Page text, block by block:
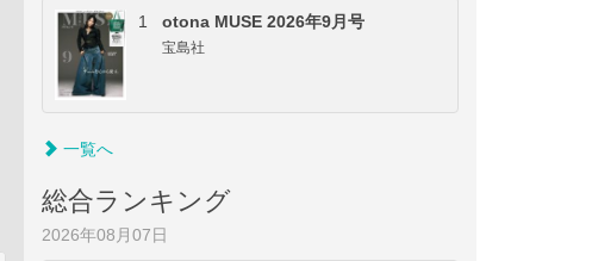
1 otona MUSE 2026年9月号
宝島社
一覧へ
総合ランキング
2026年08月07日